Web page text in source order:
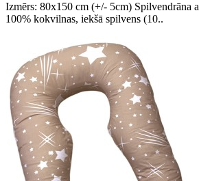
Izmērs: 80x150 cm (+/- 5cm) Spilvendrāna
100% kokvilnas, iekšā spilvens (10..